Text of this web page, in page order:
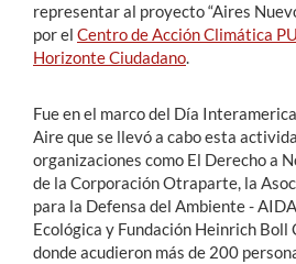
representar al proyecto “Aires
por el Centro de Acción Climática
Horizonte Ciudadano.
Fue en el marco del Día
Aire que se llevó a cabo esta
organizaciones como El Derecho a
de la Corporación Otraparte, la
para la Defensa del Ambiente -
Ecológica y Fundación Heinrich Boll
donde acudieron más de 200